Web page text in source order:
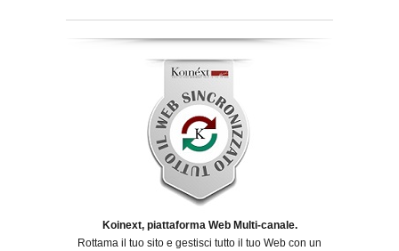
Koinext, piattaforma Web Multi-canale.
Rottama il tuo sito e gestisci tutto il tuo Web con un